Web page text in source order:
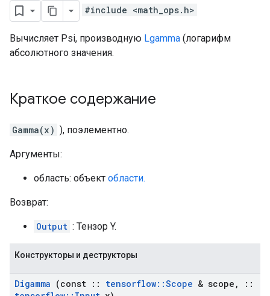
#include <math_ops.h>
Вычисляет Psi, производную Lgamma (логарифм
абсолютного значения.
Краткое содержание
Gamma(x) ), поэлементно.
Аргументы:
область: объект области.
Возврат:
Output : Тензор Y.
Конструкторы и деструкторы
Digamma (const :: tensorflow::Scope & scope ,
::